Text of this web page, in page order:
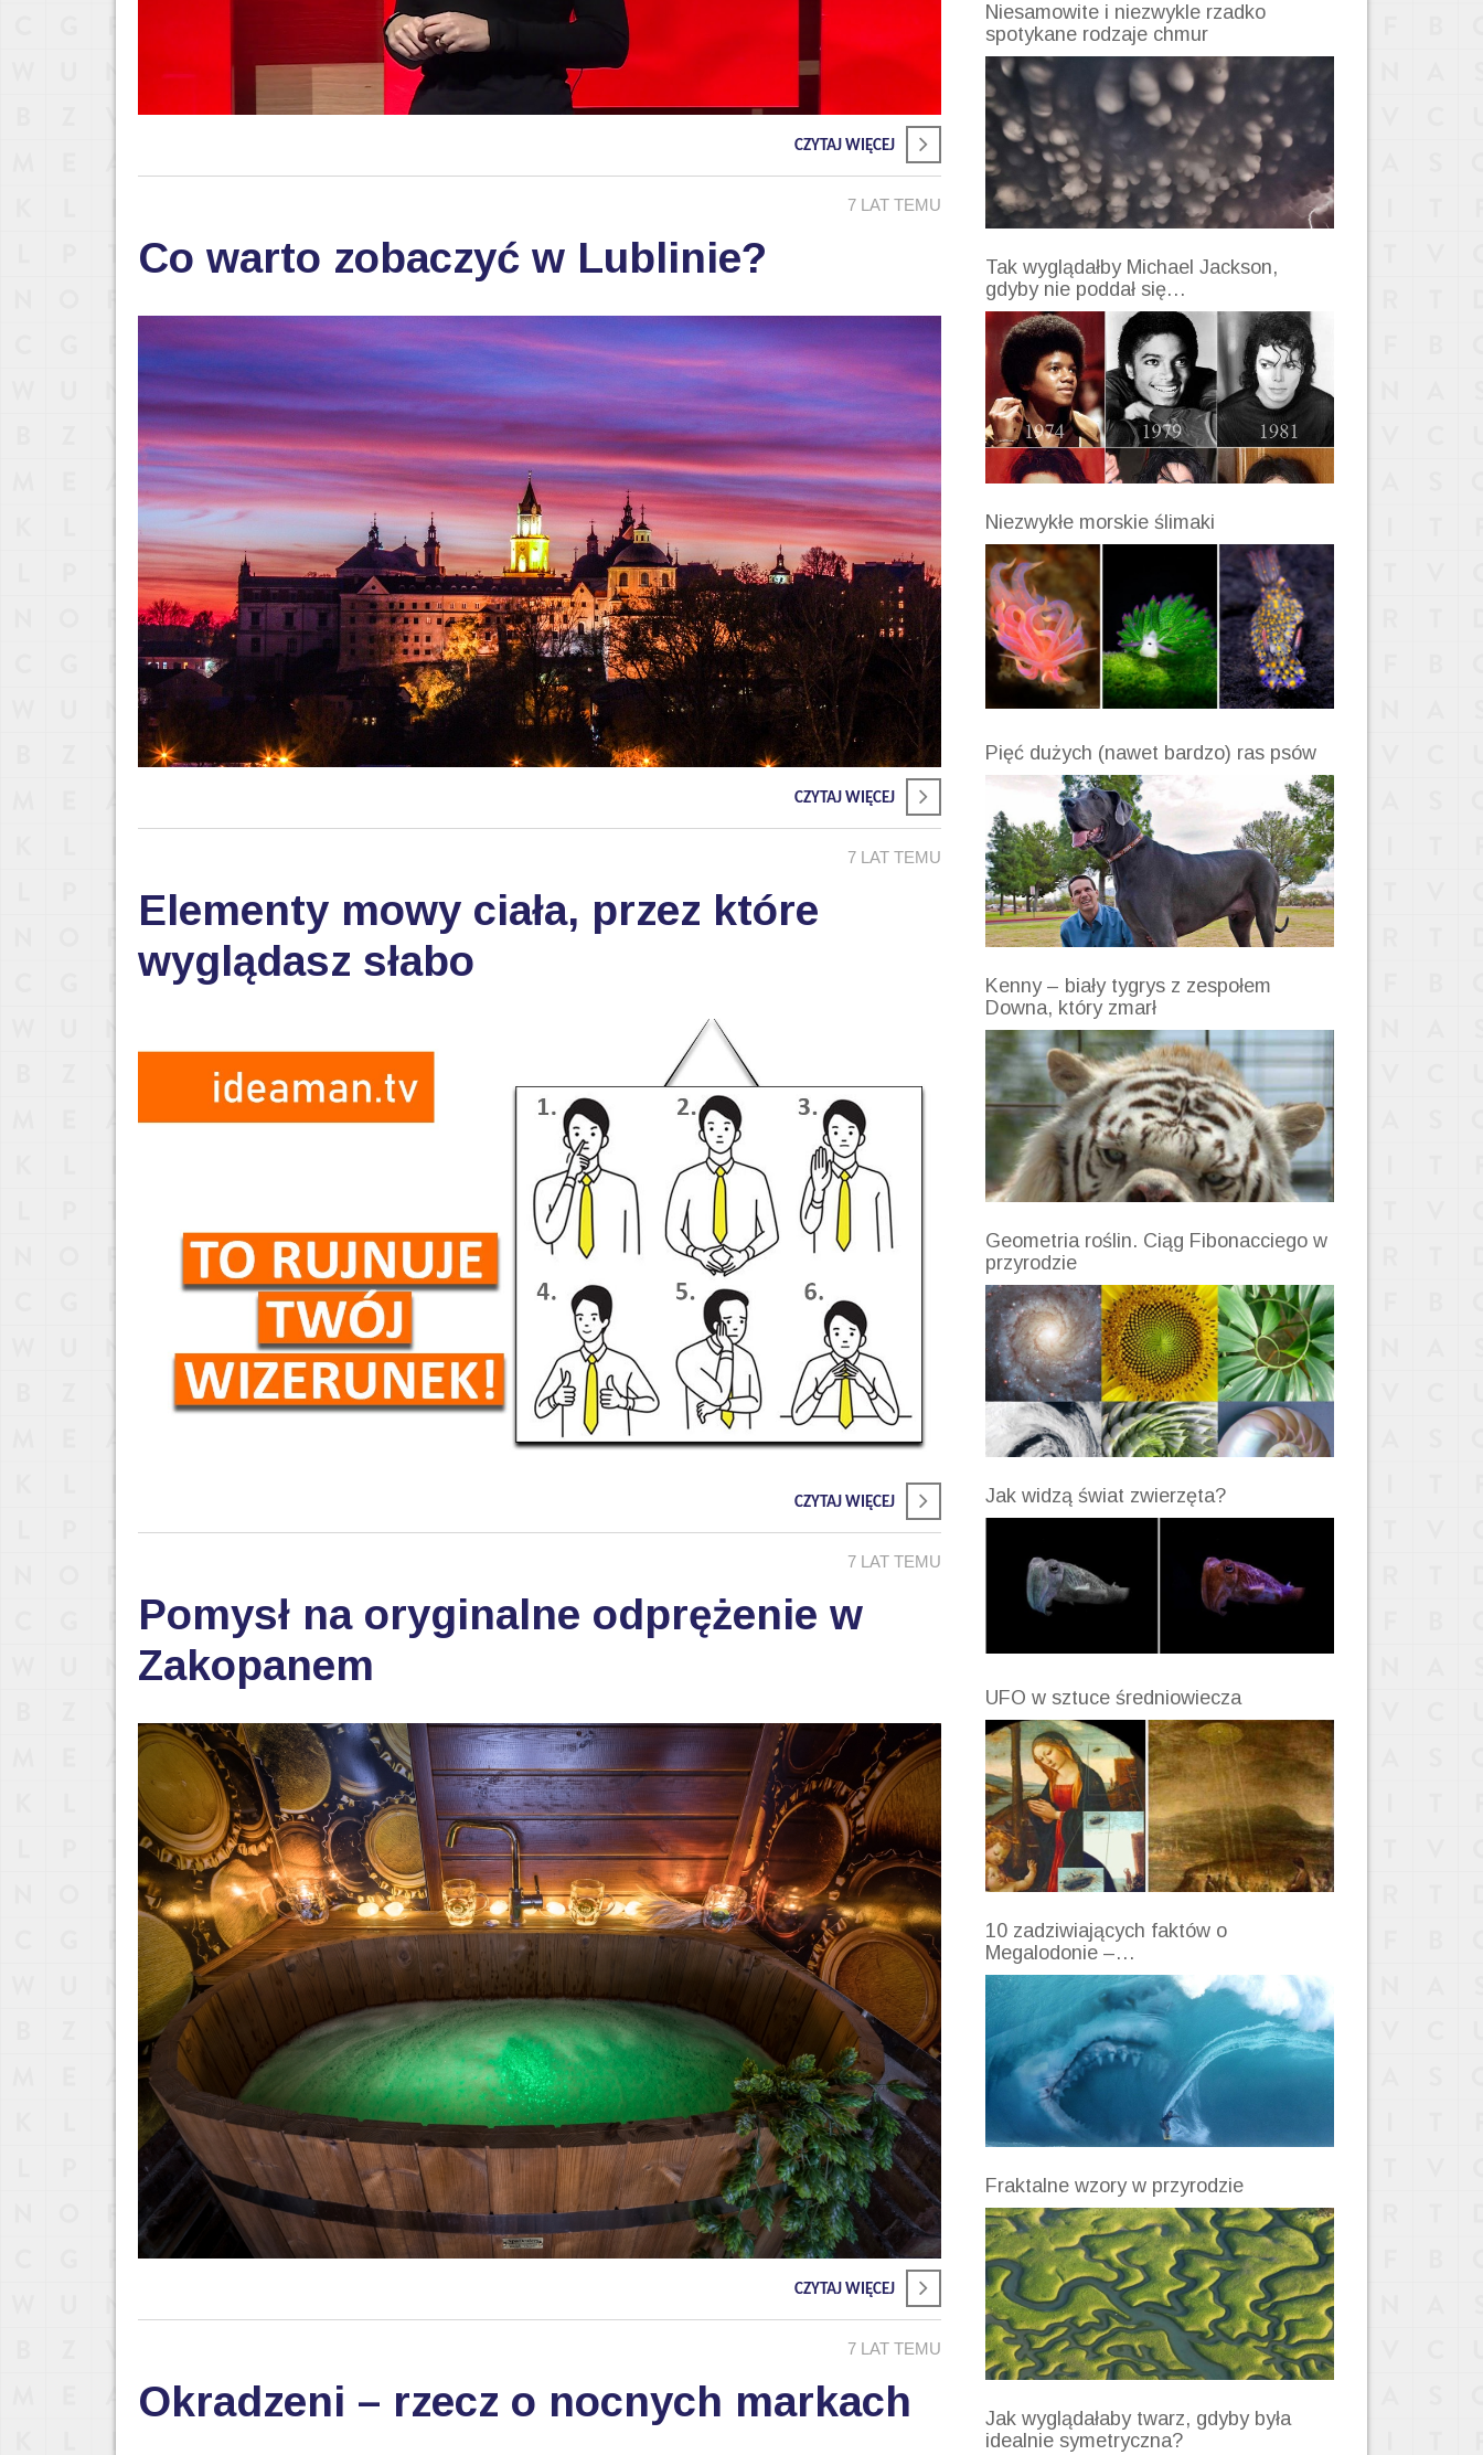
CZYTAJ WIĘCEJ
7 LAT TEMU
Co warto zobaczyć w Lublinie?
CZYTAJ WIĘCEJ
7 LAT TEMU
Elementy mowy ciała, przez które
wyglądasz słabo
CZYTAJ WIĘCEJ
7 LAT TEMU
Pomysł na oryginalne odprężenie w
Zakopanem
CZYTAJ WIĘCEJ
7 LAT TEMU
Okradzeni – rzecz o nocnych markach
Niesamowite i niezwykle rzadko
spotykane rodzaje chmur
Tak wyglądałby Michael Jackson,
gdyby nie poddał się…
Niezwykłe morskie ślimaki
Pięć dużych (nawet bardzo) ras psów
Kenny – biały tygrys z zespołem
Downa, który zmarł
Geometria roślin. Ciąg Fibonacciego w
przyrodzie
Jak widzą świat zwierzęta?
UFO w sztuce średniowiecza
10 zadziwiających faktów o
Megalodonie –…
Fraktalne wzory w przyrodzie
Jak wyglądałaby twarz, gdyby była
idealnie symetryczna?